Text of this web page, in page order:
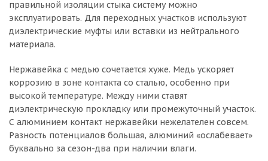
правильной изоляции стыка систему можно
эксплуатировать. Для переходных участков используют
диэлектрические муфты или вставки из нейтрального
материала.
Нержавейка с медью сочетается хуже. Медь ускоряет
коррозию в зоне контакта со сталью, особенно при
высокой температуре. Между ними ставят
диэлектрическую прокладку или промежуточный участок.
С алюминием контакт нержавейки нежелателен совсем.
Разность потенциалов большая, алюминий «ослабевает»
буквально за сезон-два при наличии влаги.